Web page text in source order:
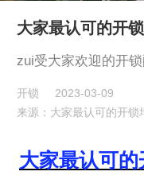
大家最认可的开
zui受大家欢迎的开
开锁
2023-03-09
来源：大家最认可的开锁
大家最认可